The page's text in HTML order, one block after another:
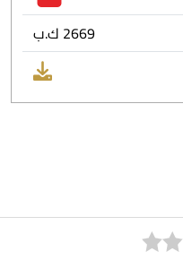
2669 ك.ب